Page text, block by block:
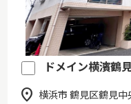
ドメイン横濱鶴
横浜市 鶴見区鶴見中